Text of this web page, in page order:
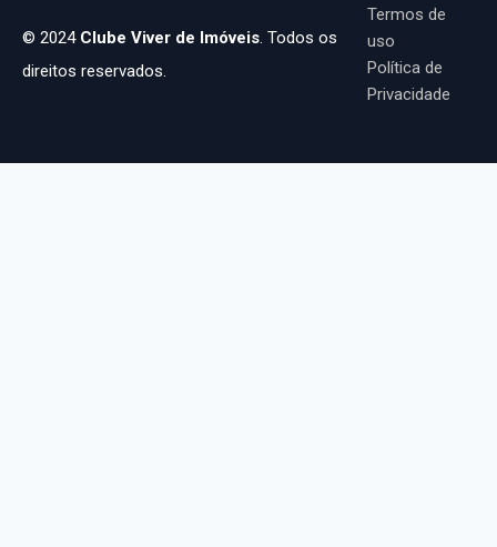
© 2024 Clube Viver de Imóveis. Todos os
direitos reservados.
Termos de
uso
Política de
Privacidade